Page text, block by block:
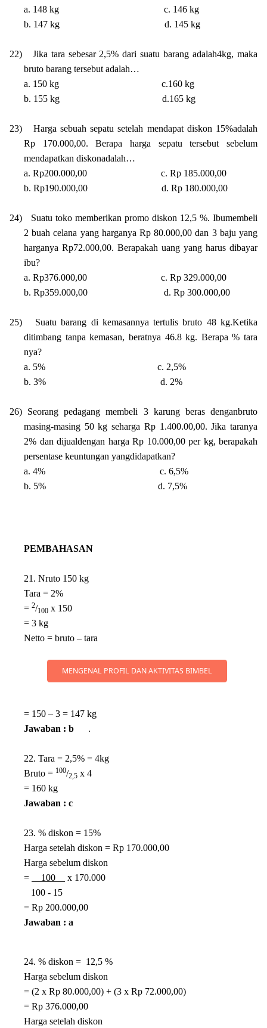
a. 148 kg
c. 146 kg
b. 147 kg
d. 145 kg
22)
Jika tara sebesar 2,5% dari suatu barang adalah4kg, maka
bruto barang tersebut adalah…
a. 150 kg
c.160 kg
b. 155 kg
d.165 kg
23)
Harga sebuah sepatu setelah mendapat diskon 15%adalah
Rp 170.000,00. Berapa harga sepatu tersebut sebelum
mendapatkan diskonadalah…
a. Rp200.000,00
c. Rp 185.000,00
b. Rp190.000,00
d. Rp 180.000,00
24)
Suatu toko memberikan promo diskon 12,5 %. Ibumembeli
2 buah celana yang harganya Rp 80.000,00 dan 3 baju yang
harganya Rp72.000,00. Berapakah uang yang harus dibayar
ibu?
a. Rp376.000,00
c. Rp 329.000,00
b. Rp359.000,00
d. Rp 300.000,00
25)
Suatu barang di kemasannya tertulis bruto 48 kg.Ketika
ditimbang tanpa kemasan, beratnya 46.8 kg. Berapa % tara
nya?
a. 5%
c. 2,5%
b. 3%
d. 2%
26) Seorang pedagang membeli 3 karung beras denganbruto
masing-masing 50 kg seharga Rp 1.400.00,00. Jika taranya
2% dan dijualdengan harga Rp 10.000,00 per kg, berapakah
persentase keuntungan yangdidapatkan?
a. 4%
c. 6,5%
b. 5%
d. 7,5%
PEMBAHASAN
21. Nruto 150 kg
Tara = 2%
= 2/100 x 150
= 3 kg
Netto = bruto – tara
MENGENAL PROFIL DAN AKTIVITAS BIMBEL
= 150 – 3 = 147 kg
Jawaban : b .
22. Tara = 2,5% = 4kg
Bruto = 100/2,5 x 4
= 160 kg
Jawaban : c
23. % diskon = 15%
Harga setelah diskon = Rp 170.000,00
Harga sebelum diskon
=
100
x 170.000
100 - 15
= Rp 200.000,00
Jawaban : a
24. % diskon = 12,5 %
Harga sebelum diskon
= (2 x Rp 80.000,00) + (3 x Rp 72.000,00)
= Rp 376.000,00
Harga setelah diskon